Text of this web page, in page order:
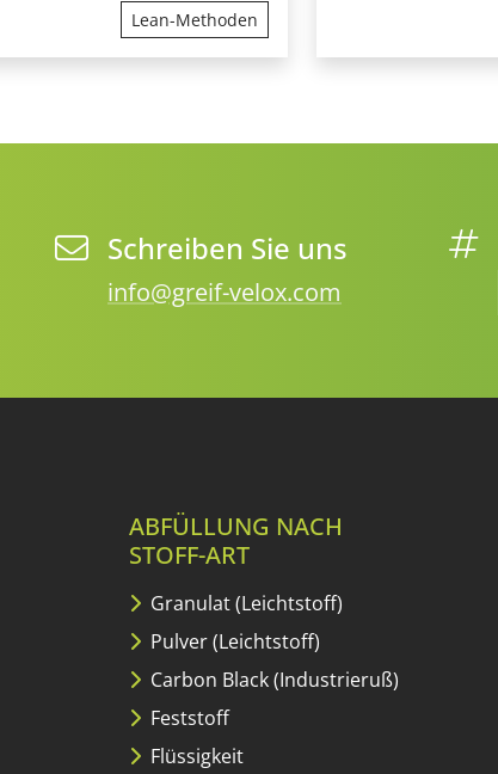
Lean-Methoden
Schreiben Sie uns
info@greif-velox.com
ABFÜLLUNG NACH
STOFF-ART
Granulat (Leichtstoff)
Pulver (Leichtstoff)
Carbon Black (Industrieruß)
Feststoff
Flüssigkeit